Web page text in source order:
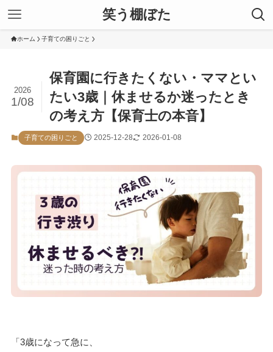
笑う棚ぼた
ホーム 子育ての困りごと
保育園に行きたくない・ママとい
たい3歳｜休ませるか迷ったとき
の考え方【保育士の本音】
2026
1/08
子育ての困りごと 2025-12-28 2026-01-08
「3歳になって急に、